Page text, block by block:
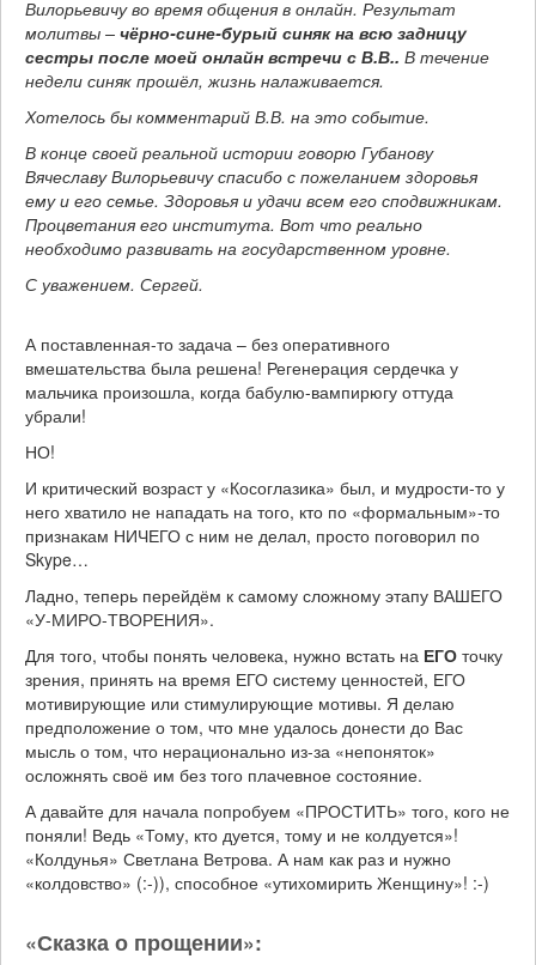
Вилорьевичу во время общения в онлайн. Результат
молитвы – чёрно-сине-бурый синяк на всю задницу
сестры после моей онлайн встречи с В.В.. В течение
недели синяк прошёл, жизнь налаживается.
Хотелось бы комментарий В.В. на это событие.
В конце своей реальной истории говорю Губанову
Вячеславу Вилорьевичу спасибо с пожеланием здоровья
ему и его семье. Здоровья и удачи всем его сподвижникам.
Процветания его института. Вот что реально
необходимо развивать на государственном уровне.
С уважением. Сергей.
А поставленная-то задача – без оперативного
вмешательства была решена! Регенерация сердечка у
мальчика произошла, когда бабулю-вампирюгу оттуда
убрали!
НО!
И критический возраст у «Косоглазика» был, и мудрости-то у
него хватило не нападать на того, кто по «формальным»-то
признакам НИЧЕГО с ним не делал, просто поговорил по
Skype…
Ладно, теперь перейдём к самому сложному этапу ВАШЕГО
«У-МИРО-ТВОРЕНИЯ».
Для того, чтобы понять человека, нужно встать на ЕГО точку
зрения, принять на время ЕГО систему ценностей, ЕГО
мотивирующие или стимулирующие мотивы. Я делаю
предположение о том, что мне удалось донести до Вас
мысль о том, что нерационально из-за «непоняток»
осложнять своё им без того плачевное состояние.
А давайте для начала попробуем «ПРОСТИТЬ» того, кого не
поняли! Ведь «Тому, кто дуется, тому и не колдуется»!
«Колдунья» Светлана Ветрова. А нам как раз и нужно
«колдовство» (:-)), способное «утихомирить Женщину»! :-)
«Сказка о прощении»: